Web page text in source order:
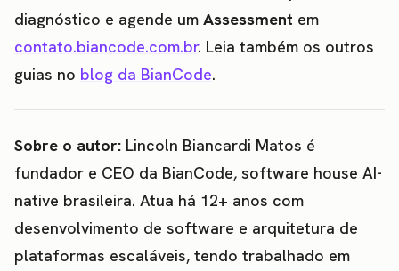
diagnóstico e agende um Assessment em
contato.biancode.com.br. Leia também os outros
guias no blog da BianCode.
Sobre o autor: Lincoln Biancardi Matos é
fundador e CEO da BianCode, software house AI-
native brasileira. Atua há 12+ anos com
desenvolvimento de software e arquitetura de
plataformas escaláveis, tendo trabalhado em